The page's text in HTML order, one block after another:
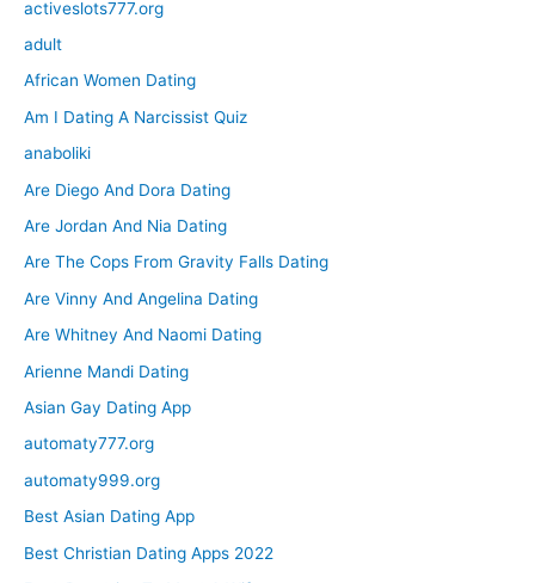
activeslots777.org
adult
African Women Dating
Am I Dating A Narcissist Quiz
anaboliki
Are Diego And Dora Dating
Are Jordan And Nia Dating
Are The Cops From Gravity Falls Dating
Are Vinny And Angelina Dating
Are Whitney And Naomi Dating
Arienne Mandi Dating
Asian Gay Dating App
automaty777.org
automaty999.org
Best Asian Dating App
Best Christian Dating Apps 2022